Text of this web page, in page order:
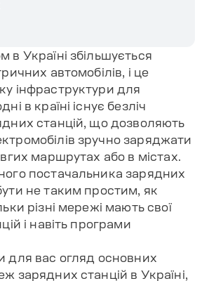
Україні збільшується
автомобілів, і це
інфраструктури для
в країні існує безліч
станцій, що дозволяють
зручно заряджати
маршрутах або в містах.
постачальника зарядних
не таким простим, як
різні мережі мають свої
і навіть програми
для вас огляд основних
зарядних станцій в Україні,